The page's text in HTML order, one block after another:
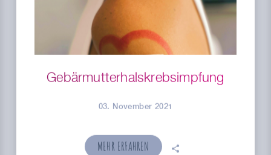
Gebärmutterhals­­krebsimpfung
03. November 2021
MEHR ERFAHREN 🗣